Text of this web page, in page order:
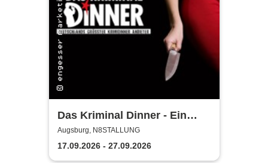
Das Kriminal Dinner - Ein
Kommissar zum Sterben
Augsburg, N8STALLUNG
17.09.2026 - 27.09.2026